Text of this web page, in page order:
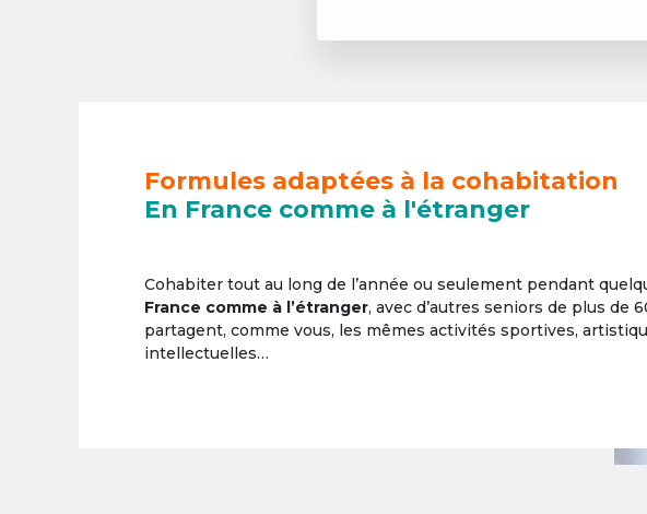
Formules adaptées à la cohabitation
En France comme à l'étranger
Cohabiter tout au long de l’année ou seulement pendant
France comme à l’étranger, avec d’autres seniors de plus de
partagent, comme vous, les mêmes activités sportives,
intellectuelles…